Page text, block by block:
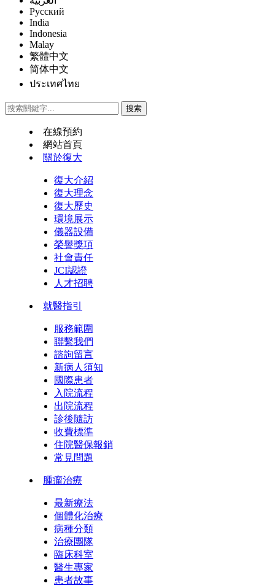
Русский
India
Indonesia
Malay
繁體中文
简体中文
ประเทศไทย
在線預約
網站首頁
關於復大
復大介紹
復大理念
復大歷史
環境展示
儀器設備
榮譽獎項
社會責任
JCI認證
人才招聘
就醫指引
服務範圍
聯繫我們
諮詢留言
新病人須知
國際患者
入院流程
出院流程
診後隨訪
收費標準
住院醫保報銷
常見問題
腫瘤治療
最新療法
個體化治療
病種分類
治療團隊
臨床科室
醫生專家
患者故事